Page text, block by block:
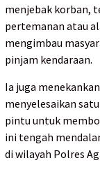
menjebak korban,
pertemanan atau
mengimbau
pinjam kendaraan.
Ia juga
menyelesaikan
pintu untuk
ini tengah
di wilayah Polres